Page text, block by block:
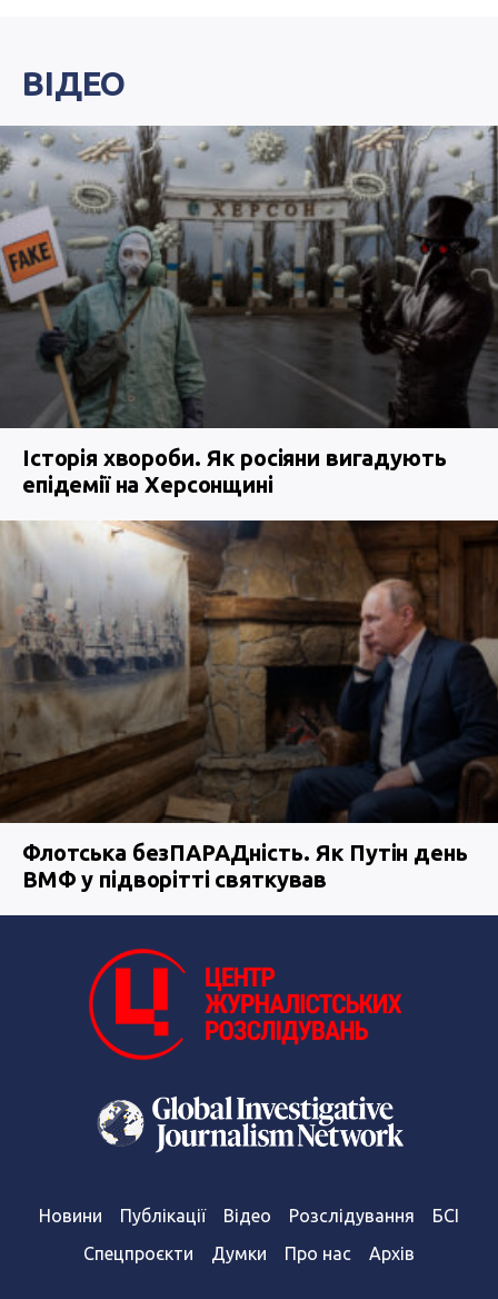
ВІДЕО
Історія хвороби. Як росіяни вигадують
епідемії на Херсонщині
Флотська безПАРАДність. Як Путін день
ВМФ у підворітті святкував
Новини Публікації Відео Розслідування
БСІ
Спецпроєкти
Думки Про нас Архів